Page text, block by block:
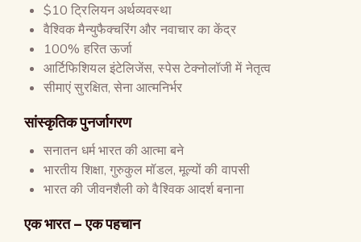
$10 ट्रिलियन अर्थव्यवस्था
वैश्विक मैन्युफैक्चरिंग और नवाचार का केंद्र
100% हरित ऊर्जा
आर्टिफिशियल इंटेलिजेंस, स्पेस टेक्नोलॉजी में नेतृत्व
सीमाएं सुरक्षित, सेना आत्मनिर्भर
सांस्कृतिक पुनर्जागरण
सनातन धर्म भारत की आत्मा बने
भारतीय शिक्षा, गुरुकुल मॉडल, मूल्यों की वापसी
भारत की जीवनशैली को वैश्विक आदर्श बनाना
एक भारत – एक पहचान